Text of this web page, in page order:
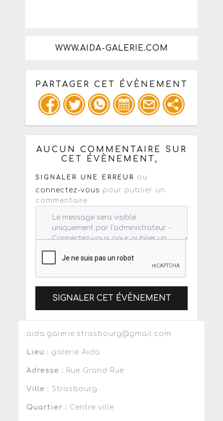
WWW.AIDA-GALERIE.COM
PARTAGER CET ÉVÈNEMENT
Copiez les infos ci-dessous pour un
: mail / forum / réseau social
AUCUN COMMENTAIRE SUR
CET ÉVÈNEMENT,
SIGNALER UNE ERREUR
ou
connectez-vous pour publier un
commentaire
SIGNALER CET ÉVÈNEMENT
aida.galerie.strasbourg@gmail.com
Lieu : galerie Aida
Adresse : Rue Grand Rue
Ville : Strasbourg
Quartier : Centre ville